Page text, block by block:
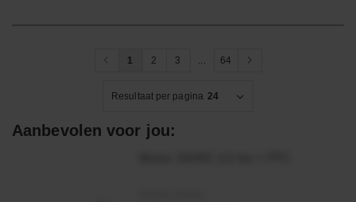
1 2 3 ... 64
Resultaat per pagina 24
Aanbevolen voor jou: